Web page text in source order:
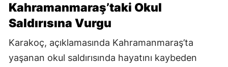
Kahramanmaraş’taki Okul
Saldırısına Vurgu
Karakoç, açıklamasında Kahramanmaraş’ta
yaşanan okul saldırısında hayatını kaybeden